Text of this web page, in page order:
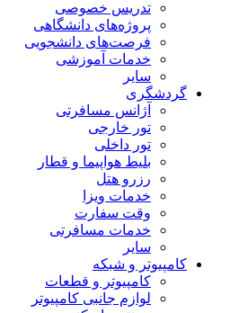
تدریس خصوصی
پروژه‌های دانشگاهی
فرصت‌های دانشجویی
خدمات آموزشی
سایر
گردشگری
آژانس مسافرتی
تور خارجی
تور داخلی
بلیط هواپیما و قطار
رزرو هتل
خدمات ویزا
وقت سفارت
خدمات مسافرتی
سایر
کامپیوتر و شبکه
کامپیوتر و قطعات
لوازم جانبی کامپیوتر